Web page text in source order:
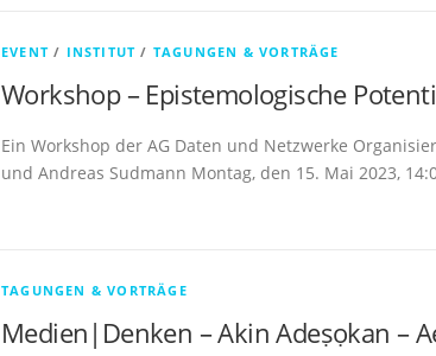
EVENT / INSTITUT / TAGUNGEN & VORTRÄGE
Workshop – Epistemologische
Ein Workshop der AG Daten und Netzwerke
und Andreas Sudmann Montag, den 15. Mai 2023,
TAGUNGEN & VORTRÄGE
Medien|Denken – Akin Adeṣọkan –